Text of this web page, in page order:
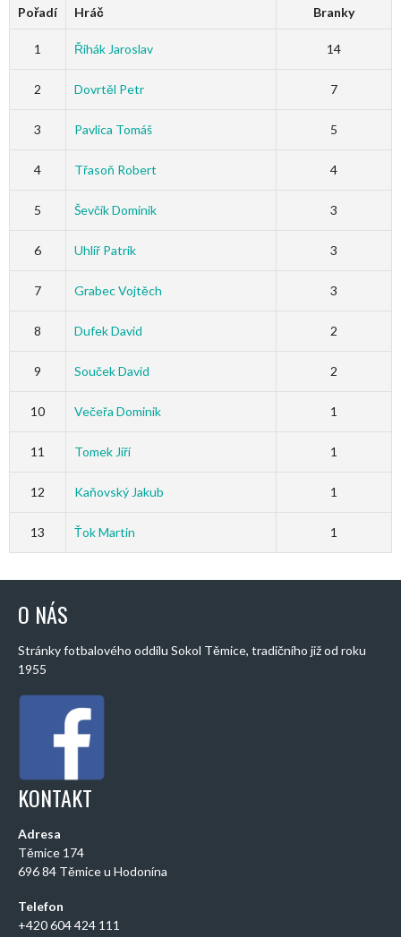
Pořadí Hráč Branky
1 Řihák Jaroslav 14
2 Dovrtěl Petr 7
3 Pavlica Tomáš 5
4 Třasoň Robert 4
5 Ševčík Dominik 3
6 Uhlíř Patrik 3
7 Grabec Vojtěch 3
8 Dufek David 2
9 Souček David 2
10 Večeřa Dominik 1
11 Tomek Jiří 1
12 Kaňovský Jakub 1
13 Ťok Martin 1
O NÁS
Stránky fotbalového oddílu Sokol Těmice, tradičního již od roku
1955
KONTAKT
Adresa
Těmice 174
696 84 Těmice u Hodonína
Telefon
+420 604 424 111